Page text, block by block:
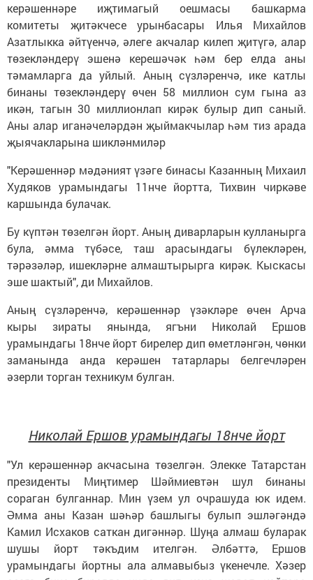
керәшеннәре иҗтимагый оешмасы башкарма
комитеты җитәкчесе урынбасары Илья Михайлов
Азатлыкка әйтүенчә, әлеге акчалар килеп җитүгә, алар
төзекләндерү эшенә керешәчәк һәм бер елда аны
тәмамларга да уйлый. Аның сүзләренчә, ике катлы
бинаны төзекләндерү өчен 58 миллион сум гына аз
икән, тагын 30 миллионлап кирәк булыр дип саный.
Аны алар иганәчеләрдән җыймакчылар һәм тиз арада
җыячакларына шикләнмиләр
"Керәшеннәр мәдәният үзәге бинасы Казанның Михаил
Худяков урамындагы 11нче йортта, Тихвин чиркәве
каршында булачак.
Бу күптән төзелгән йорт. Аның диварларын кулланырга
була, әмма түбәсе, таш арасындагы бүлекләрен,
тәрәзәләр, ишекләрне алмаштырырга кирәк. Кыскасы
эше шактый", ди Михайлов.
Аның сүзләренчә, керәшеннәр үзәкләре өчен Арча
кыры зираты янында, ягъни Николай Ершов
урамындагы 18нче йорт бирелер дип өметләнгән, чөнки
заманында анда керәшен татарлары белгечләрен
әзерли торган техникум булган.
Николай Ершов урамындагы 18нче йорт
"Ул керәшеннәр акчасына төзелгән. Элекке Татарстан
президенты Миңтимер Шәймиевтән шул бинаны
сораган булганнар. Мин үзем ул очрашуда юк идем.
Әмма аны Казан шәһәр башлыгы булып эшләгәндә
Камил Исхаков саткан дигәннәр. Шуңа алмаш буларак
шушы йорт тәкъдим ителгән. Әлбәттә, Ершов
урамындагы йортны ала алмавыбыз үкенечле. Хәзер